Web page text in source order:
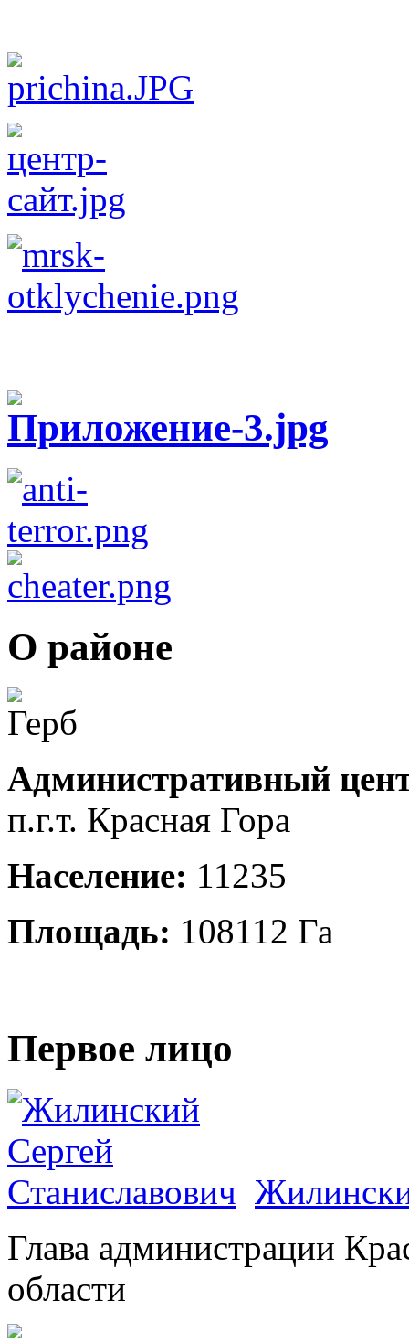
О районе
Административный
п.г.т. Красная Гора
Население: 11235
Площадь: 108112 Га
Первое лицо
Глава администрации
области